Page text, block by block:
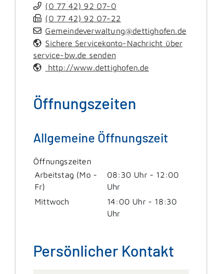
(0 77 42) 92 07-0
(0 77 42) 92 07-22
Gemeindeverwaltung@dettighofen.de
Sichere Servicekonto-Nachricht über
service-bw.de senden
http://www.dettighofen.de
Öffnungszeiten
Allgemeine Öffnungszeit
Öffnungszeiten
Arbeitstag (Mo -
Fr)
08:30 Uhr- 12:00
Uhr
Mittwoch
14:00 Uhr- 18:30
Uhr
Persönlicher Kontakt